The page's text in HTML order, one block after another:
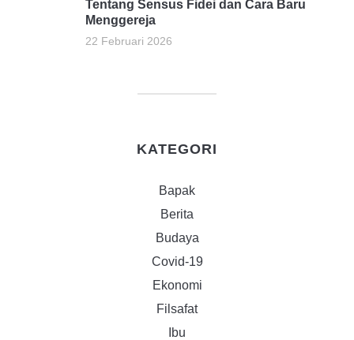
Tentang Sensus Fidei dan Cara Baru
Menggereja
22 Februari 2026
KATEGORI
Bapak
Berita
Budaya
Covid-19
Ekonomi
Filsafat
Ibu